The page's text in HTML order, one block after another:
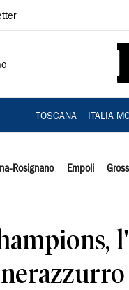
TOSCANA ITALIA
Rosignano Empoli